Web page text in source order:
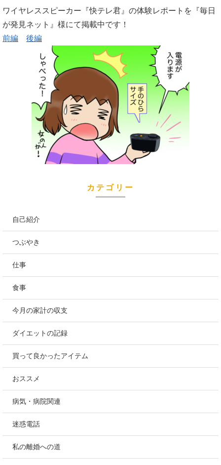
ワイヤレススピーカー『快テレ君』の体験レポートを『毎日
が発見ネット』様にて掲載中です！
前編
後編
カテゴリー
自己紹介
つぶやき
仕事
食事
今月の家計の収支
ダイエットの記録
買って良かったアイテム
おススメ
病気・病院関連
迷惑電話
私の離婚への道